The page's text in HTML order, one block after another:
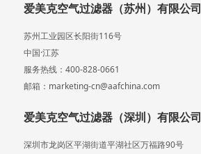
爱美克空气过滤器（苏州）有限公司
苏州工业园区长阳街116号
中国·江苏
服务热线：400-828-0661
邮箱：marketing-cn@aafchina.com
爱美克空气过滤器（深圳）有限公司
深圳市龙岗区平湖街道平湖社区万福路90号